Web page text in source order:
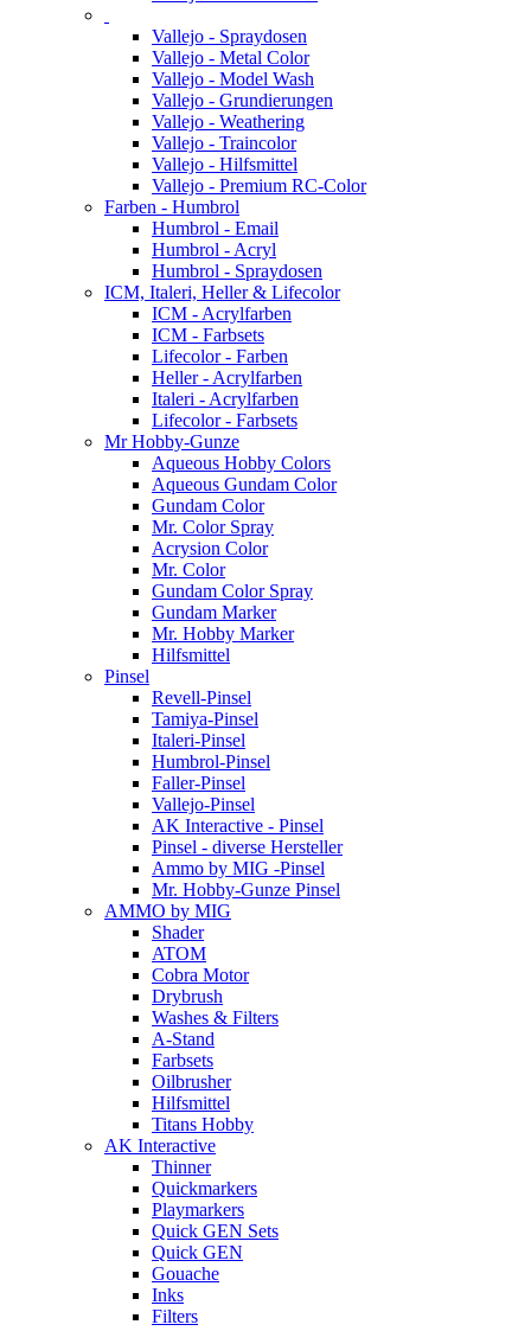
Vallejo - Spraydosen
Vallejo - Metal Color
Vallejo - Model Wash
Vallejo - Grundierungen
Vallejo - Weathering
Vallejo - Traincolor
Vallejo - Hilfsmittel
Vallejo - Premium RC-Color
Farben - Humbrol
Humbrol - Email
Humbrol - Acryl
Humbrol - Spraydosen
ICM, Italeri, Heller & Lifecolor
ICM - Acrylfarben
ICM - Farbsets
Lifecolor - Farben
Heller - Acrylfarben
Italeri - Acrylfarben
Lifecolor - Farbsets
Mr Hobby-Gunze
Aqueous Hobby Colors
Aqueous Gundam Color
Gundam Color
Mr. Color Spray
Acrysion Color
Mr. Color
Gundam Color Spray
Gundam Marker
Mr. Hobby Marker
Hilfsmittel
Pinsel
Revell-Pinsel
Tamiya-Pinsel
Italeri-Pinsel
Humbrol-Pinsel
Faller-Pinsel
Vallejo-Pinsel
AK Interactive - Pinsel
Pinsel - diverse Hersteller
Ammo by MIG -Pinsel
Mr. Hobby-Gunze Pinsel
AMMO by MIG
Shader
ATOM
Cobra Motor
Drybrush
Washes & Filters
A-Stand
Farbsets
Oilbrusher
Hilfsmittel
Titans Hobby
AK Interactive
Thinner
Quickmarkers
Playmarkers
Quick GEN Sets
Quick GEN
Gouache
Inks
Filters